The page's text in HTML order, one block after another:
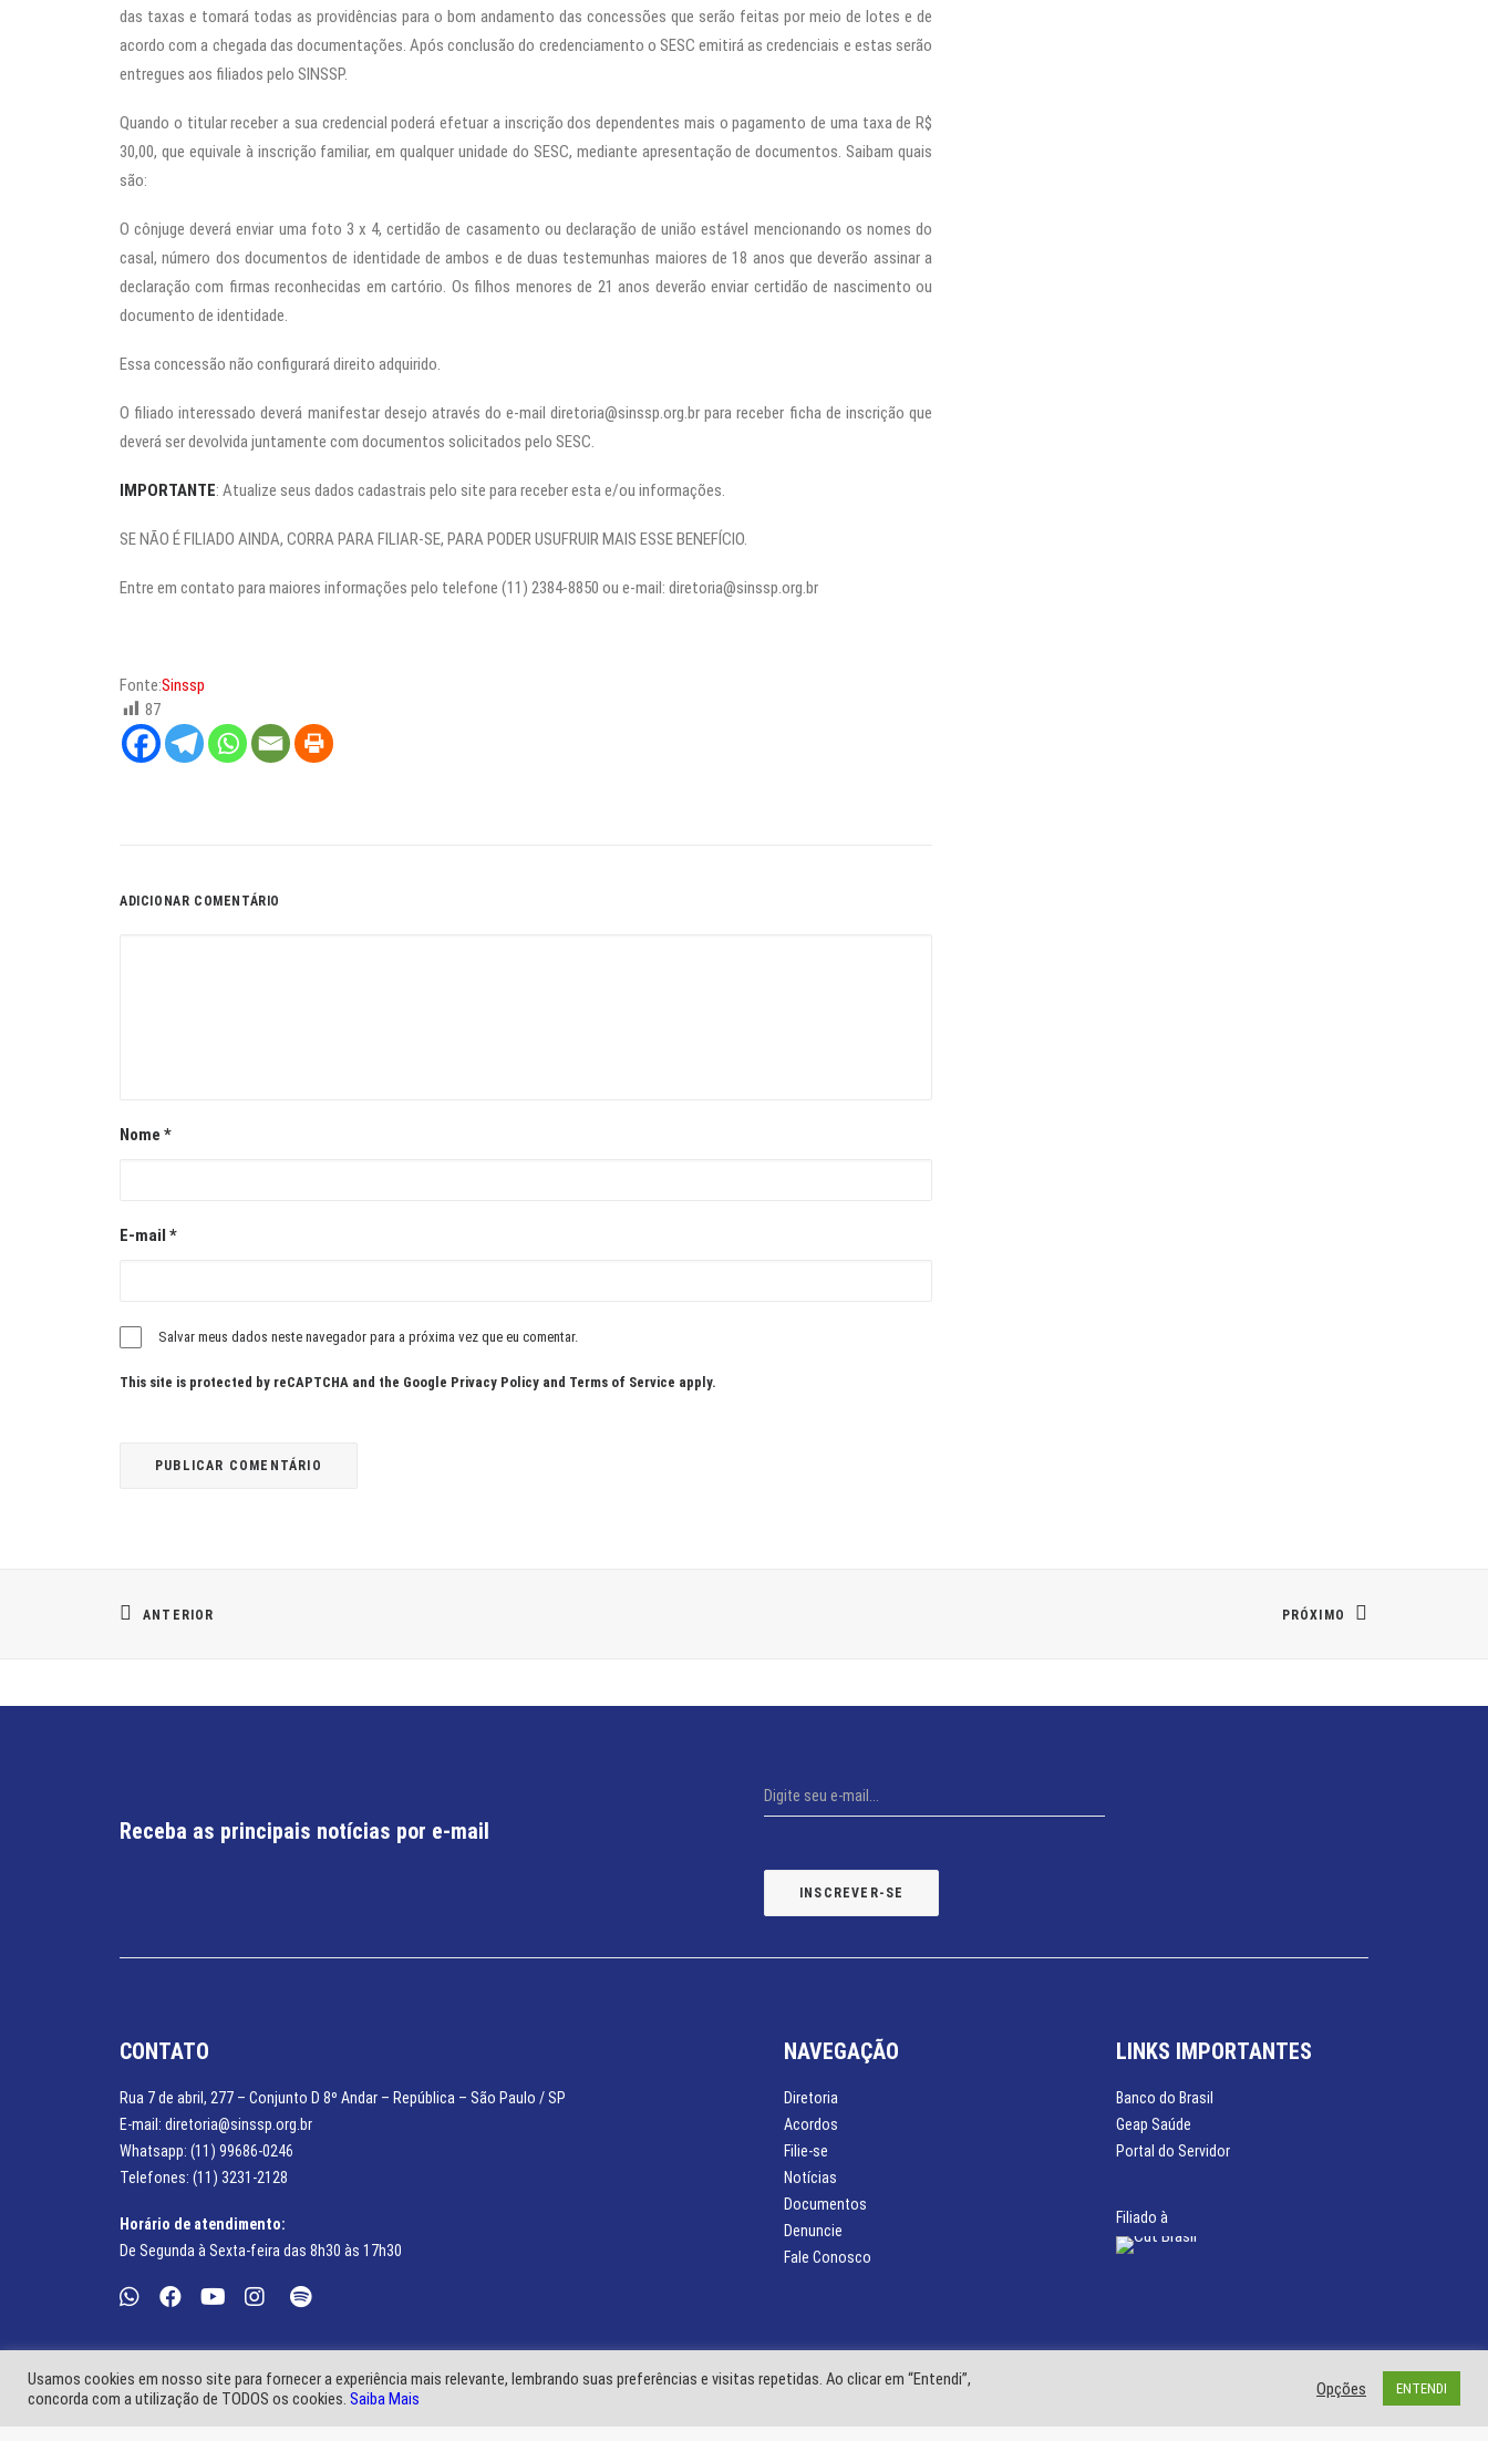
das taxas e tomará todas as providências para o bom andamento das concessões que serão feitas por meio de lotes e de
acordo com a chegada das documentações. Após conclusão do credenciamento o SESC emitirá as credenciais e estas serão
entregues aos filiados pelo SINSSP.
Quando o titular receber a sua credencial poderá efetuar a inscrição dos dependentes mais o pagamento de uma taxa de R$
30,00, que equivale à inscrição familiar, em qualquer unidade do SESC, mediante apresentação de documentos. Saibam quais
são:
O cônjuge deverá enviar uma foto 3 x 4, certidão de casamento ou declaração de união estável mencionando os nomes do
casal, número dos documentos de identidade de ambos e de duas testemunhas maiores de 18 anos que deverão assinar a
declaração com firmas reconhecidas em cartório. Os filhos menores de 21 anos deverão enviar certidão de nascimento ou
documento de identidade.
Essa concessão não configurará direito adquirido.
O filiado interessado deverá manifestar desejo através do e-mail diretoria@sinssp.org.br para receber ficha de inscrição que
deverá ser devolvida juntamente com documentos solicitados pelo SESC.
IMPORTANTE: Atualize seus dados cadastrais pelo site para receber esta e/ou informações.
SE NÃO É FILIADO AINDA, CORRA PARA FILIAR-SE, PARA PODER USUFRUIR MAIS ESSE BENEFÍCIO.
Entre em contato para maiores informações pelo telefone (11) 2384-8850 ou e-mail: diretoria@sinssp.org.br
Fonte:Sinssp
87
ADICIONAR COMENTÁRIO
Nome *
E-mail *
Salvar meus dados neste navegador para a próxima vez que eu comentar.
This site is protected by reCAPTCHA and the Google Privacy Policy and Terms of Service apply.
ANTERIOR PRÓXIMO
Receba as principais notícias por e-mail
CONTATO
Rua 7 de abril, 277 – Conjunto D 8º Andar – República – São Paulo / SP
E-mail: diretoria@sinssp.org.br
Whatsapp: (11) 99686-0246
Telefones: (11) 3231-2128
Horário de atendimento:
De Segunda à Sexta-feira das 8h30 às 17h30
NAVEGAÇÃO
Diretoria
Acordos
Filie-se
Notícias
Documentos
Denuncie
Fale Conosco
LINKS IMPORTANTES
Banco do Brasil
Geap Saúde
Portal do Servidor
Filiado à
Usamos cookies em nosso site para fornecer a experiência mais relevante, lembrando suas preferências e visitas repetidas. Ao clicar em “Entendi”,
concorda com a utilização de TODOS os cookies. Saiba Mais Opções ENTENDI